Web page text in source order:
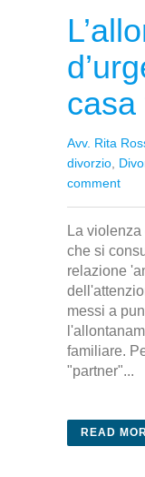
casa
Avv. Rita
divorzio
comment
La
che si
relazione
messi a
familiare.
"partner"...
READ